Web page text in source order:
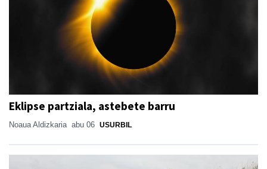
Eklipse partziala, astebete barru
Noaua Aldizkaria abu 06 USURBIL